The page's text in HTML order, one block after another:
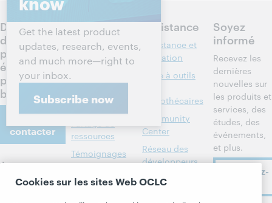
Get the latest product
updates, research, events,
and much more—right to
your inbox.
Subscribe now
Discutez
des
prochaines
étapes
pour votre
bibliothèque
contacter
À propos
À propos
Produits
Recherche et
référence
Métadonnées
Partage de
ressources
Témoignages
de
bibliothèques
Assistance
Assistance et
formation
Boîte à outils
bibliothécaires
Community
Center
Réseau des
développeurs
Formats
Soyez
informé
Recevez les
dernières
nouvelles sur
les produits et
services, des
études, des
événements,
et plus.
Abonnez-
Cookies sur les sites Web OCLC